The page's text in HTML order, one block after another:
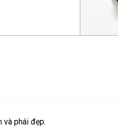
shopee
và phái đẹp.